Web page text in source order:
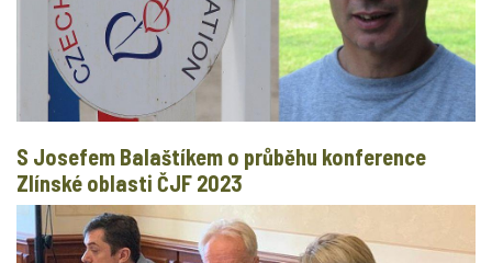
S Josefem Balaštíkem o průběhu konference
Zlínské oblasti ČJF 2023